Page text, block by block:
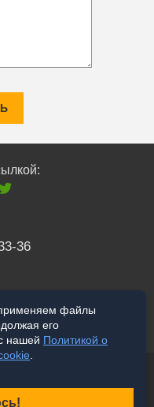
36
,
132
файлы
его
нашей Политикой о